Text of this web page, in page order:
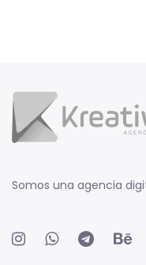
Somos una agencia